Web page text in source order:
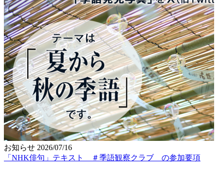
お知らせ 2026/07/16
「NHK俳句」テキスト ＃季語観察クラブ の参加要項